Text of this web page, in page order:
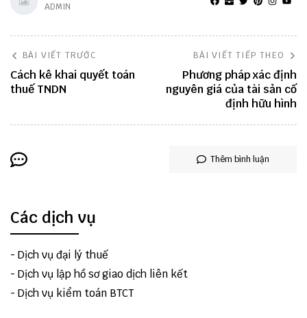
ADMIN
BÀI VIẾT TRƯỚC
Cách kê khai quyết toán
thuế TNDN
BÀI VIẾT TIẾP THEO
Phương pháp xác định
nguyên giá của tài sản cố
định hữu hình
Thêm bình luận
Các dịch vụ
- Dịch vụ đại lý thuế
- Dịch vụ lập hồ sơ giao dịch liên kết
- Dịch vụ kiểm toán BTCT